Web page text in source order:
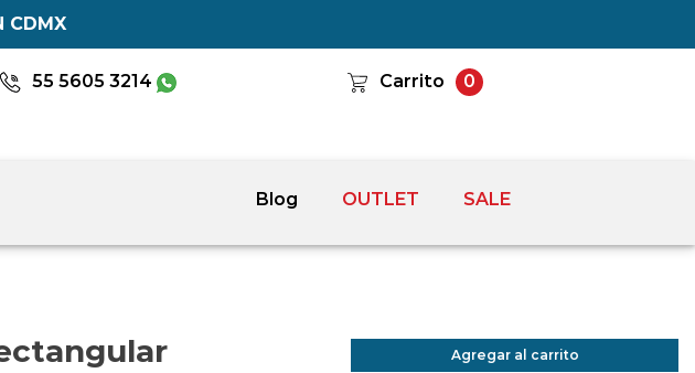
CDMX
55 5605 3214 Carrito 0
Blog OUTLET SALE
Agregar al carrito